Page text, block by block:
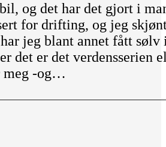
og det har det gjort i
for drifting, og jeg
jeg blant annet fått
det er det verdensserien
meg -og…